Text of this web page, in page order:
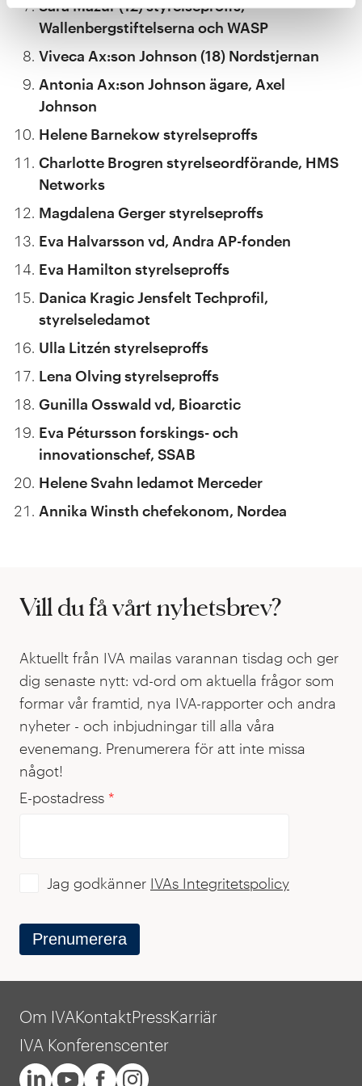
Sara Mazur (12) styrelseproffs,
Wallenbergstiftelserna och WASP
Viveca Ax:son Johnson (18) Nordstjernan
Antonia Ax:son Johnson ägare, Axel
Johnson
Helene Barnekow styrelseproffs
Charlotte Brogren styrelseordförande, HMS
Networks
Magdalena Gerger styrelseproffs
Eva Halvarsson vd, Andra AP-fonden
Eva Hamilton styrelseproffs
Danica Kragic Jensfelt Techprofil,
styrelseledamot
Ulla Litzén styrelseproffs
Lena Olving styrelseproffs
Gunilla Osswald vd, Bioarctic
Eva Pétursson forskings- och
innovationschef, SSAB
Helene Svahn ledamot Merceder
Annika Winsth chefekonom, Nordea
Vill du få vårt nyhetsbrev?
Aktuellt från IVA mailas varannan tisdag och ger
dig senaste nytt: vd-ord om aktuella frågor som
formar vår framtid, nya IVA-rapporter och andra
nyheter - och inbjudningar till alla våra
evenemang. Prenumerera för att inte missa
något!
E-postadress *
Prenumerera
Jag godkänner IVAs Integritetspolicy
Om IVAKontaktPressKarriär
IVA Konferenscenter